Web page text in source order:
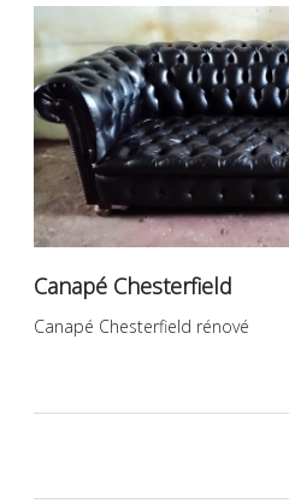
Canapé Chesterfield
Canapé Chesterfield rénové